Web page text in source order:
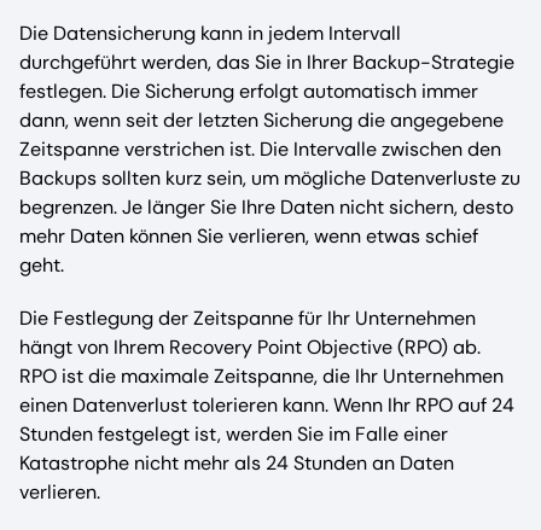
Die Datensicherung kann in jedem Intervall
durchgeführt werden, das Sie in Ihrer Backup-Strategie
festlegen. Die Sicherung erfolgt automatisch immer
dann, wenn seit der letzten Sicherung die angegebene
Zeitspanne verstrichen ist. Die Intervalle zwischen den
Backups sollten kurz sein, um mögliche Datenverluste zu
begrenzen. Je länger Sie Ihre Daten nicht sichern, desto
mehr Daten können Sie verlieren, wenn etwas schief
geht.
Die Festlegung der Zeitspanne für Ihr Unternehmen
hängt von Ihrem Recovery Point Objective (RPO) ab.
RPO ist die maximale Zeitspanne, die Ihr Unternehmen
einen Datenverlust tolerieren kann. Wenn Ihr RPO auf 24
Stunden festgelegt ist, werden Sie im Falle einer
Katastrophe nicht mehr als 24 Stunden an Daten
verlieren.